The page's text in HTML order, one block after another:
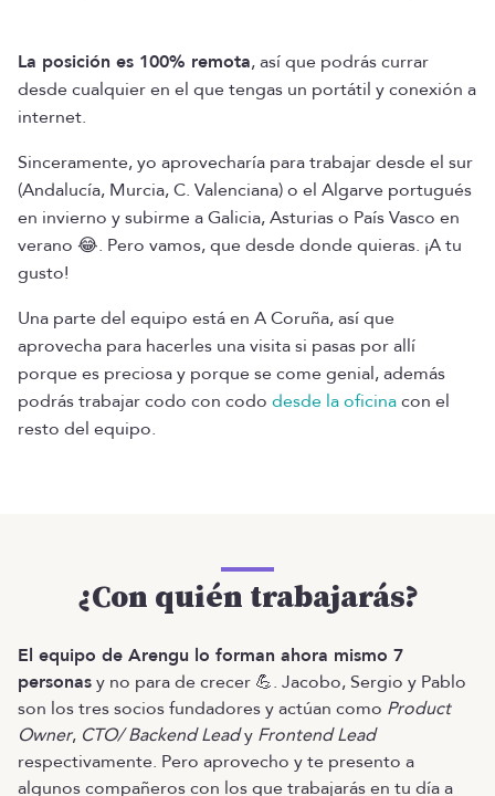
La posición es 100% remota, así que podrás currar
desde cualquier en el que tengas un portátil y conexión a
internet.
Sinceramente, yo aprovecharía para trabajar desde el sur
(Andalucía, Murcia, C. Valenciana) o el Algarve portugués
en invierno y subirme a Galicia, Asturias o País Vasco en
verano 😂. Pero vamos, que desde donde quieras. ¡A tu
gusto!
Una parte del equipo está en A Coruña, así que
aprovecha para hacerles una visita si pasas por allí
porque es preciosa y porque se come genial, además
podrás trabajar codo con codo desde la oficinacon el
resto del equipo.
¿Con quién trabajarás?
El equipo de Arengu lo forman ahora mismo 7
personasy no para de crecer 💪. Jacobo, Sergio y Pablo
son los tres socios fundadores y actúan como Product
Owner, CTO/ Backend Leady Frontend Lead
respectivamente. Pero aprovecho y te presento a
algunos compañeros con los que trabajarás en tu día a